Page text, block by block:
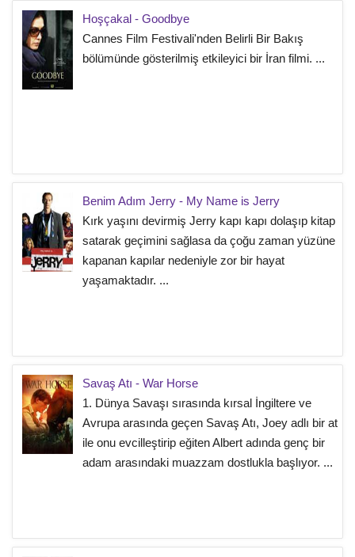
Hoşçakal - Goodbye
Cannes Film Festivali'nden Belirli Bir Bakış
bölümünde gösterilmiş etkileyici bir İran filmi. ...
Benim Adım Jerry - My Name is Jerry
Kırk yaşını devirmiş Jerry kapı kapı dolaşıp kitap
satarak geçimini sağlasa da çoğu zaman yüzüne
kapanan kapılar nedeniyle zor bir hayat
yaşamaktadır. ...
Savaş Atı - War Horse
1. Dünya Savaşı sırasında kırsal İngiltere ve
Avrupa arasında geçen Savaş Atı, Joey adlı bir at
ile onu evcilleştirip eğiten Albert adında genç bir
adam arasındaki muazzam dostlukla başlıyor. ...